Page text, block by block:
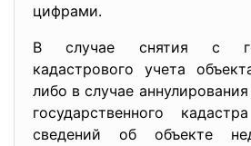
цифрами.
В случае снятия с
кадастрового учета
либо в случае
государственного
сведений об объекте